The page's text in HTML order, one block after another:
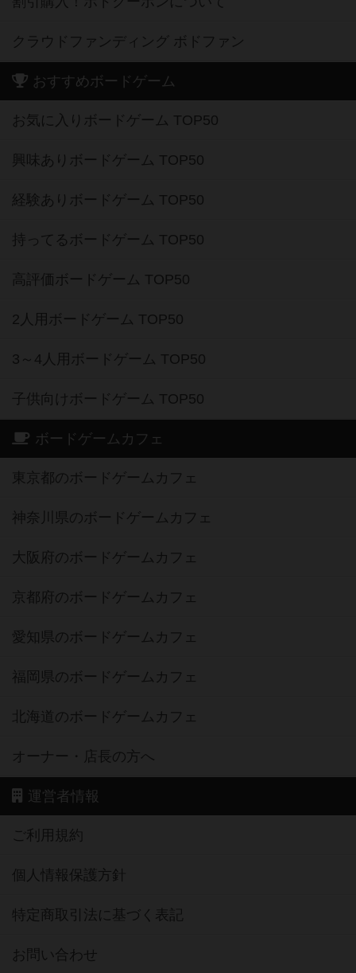
クラウドファンディング ボドファン
おすすめボードゲーム
お気に入りボードゲーム TOP50
興味ありボードゲーム TOP50
経験ありボードゲーム TOP50
持ってるボードゲーム TOP50
高評価ボードゲーム TOP50
2人用ボードゲーム TOP50
3～4人用ボードゲーム TOP50
子供向けボードゲーム TOP50
ボードゲームカフェ
東京都のボードゲームカフェ
神奈川県のボードゲームカフェ
大阪府のボードゲームカフェ
京都府のボードゲームカフェ
愛知県のボードゲームカフェ
福岡県のボードゲームカフェ
北海道のボードゲームカフェ
オーナー・店長の方へ
運営者情報
ご利用規約
個人情報保護方針
特定商取引法に基づく表記
お問い合わせ